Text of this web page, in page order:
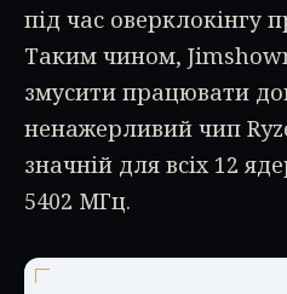
під час оверклокінгу
Таким чином,
змусити працювати
ненажерливий чип
значній для всіх 12
5402 МГц.